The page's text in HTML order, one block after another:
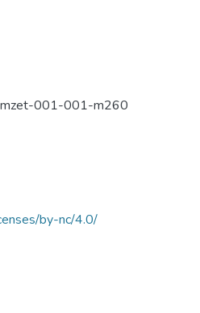
001-001-m260
by-nc/4.0/